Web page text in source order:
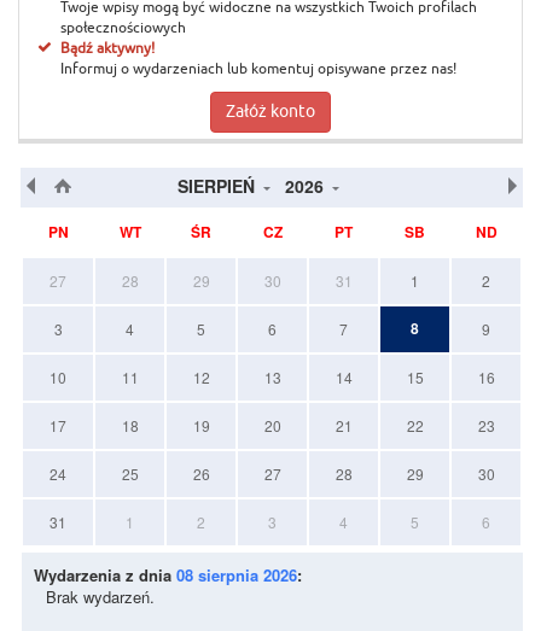
Twoje wpisy mogą być widoczne na wszystkich Twoich profilach
społecznościowych
Bądź aktywny!
Informuj o wydarzeniach lub komentuj opisywane przez nas!
Załóż konto
SIERPIEŃ 2026
PN WT ŚR CZ PT SB ND
27 28 29 30 31 1 2
3 4 5 6 7 8 9
10 11 12 13 14 15 16
17 18 19 20 21 22 23
24 25 26 27 28 29 30
31 1 2 3 4 5 6
Wydarzenia z dnia 08 sierpnia 2026:
Brak wydarzeń.